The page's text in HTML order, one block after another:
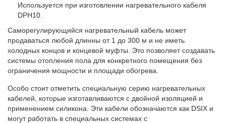
Используется при изготовлении нагревательного кабеля
DPH10.
Саморегулирующийся нагревательный кабель может
продаваться любой длинны от 1 до 300 м и не иметь
холодных концов и концевой муфты. Это позволяет создавать
системы отопления пола для конкретного помещения без
ограничения мощности и площади обогрева.
Особо стоит отметить специальную серию нагревательных
кабелей, которые изготавливаются с двойной изоляцией и
применением силикона. Эти кабели обозначаются как DSIX и
могут работать в специальных системах с